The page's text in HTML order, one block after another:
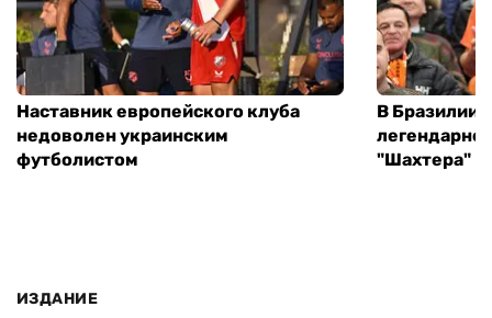
Наставник европейского клуба
недоволен украинским
футболистом
В Бразилии
"Шахтера"
ИЗДАНИЕ